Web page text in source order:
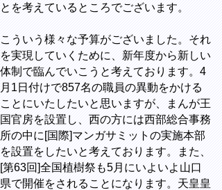
とを考えているところでございます。
こういう様々な予算がございました。それ
を実現していくために、新年度から新しい
体制で臨んでいこうと考えております。 4
月 1 日付けで857名の職員の異動をかける
ことにいたしたいと思いますが、まんが王
国官房を設置し、西の方には西部総合事務
所の中に [国際]マンガサミットの実施本部
を設置をしたいと考えております。また、
[第63回]全国植樹祭も5月にいよいよ山口
県で開催をされることになります。天皇皇